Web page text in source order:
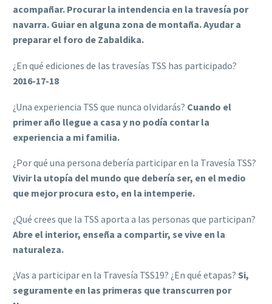
acompañar. Procurar la intendencia en la travesía por
navarra. Guiar en alguna zona de montaña. Ayudar a
preparar el foro de Zabaldika.
¿En qué ediciones de las travesías TSS has participado?
2016-17-18
¿Una experiencia TSS que nunca olvidarás? Cuando el
primer año llegue a casa y no podía contar la
experiencia a mi familia.
¿Por qué una persona debería participar en la Travesía TSS?
Vivir la utopía del mundo que debería ser, en el medio
que mejor procura esto, en la intemperie.
¿Qué crees que la TSS aporta a las personas que participan?
Abre el interior, enseña a compartir, se vive en la
naturaleza.
¿Vas a participar en la Travesía TSS19? ¿En qué etapas? Si,
seguramente en las primeras que transcurren por